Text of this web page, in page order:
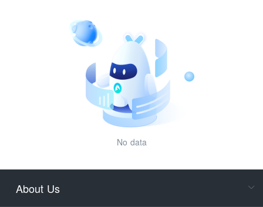
No data
About Us